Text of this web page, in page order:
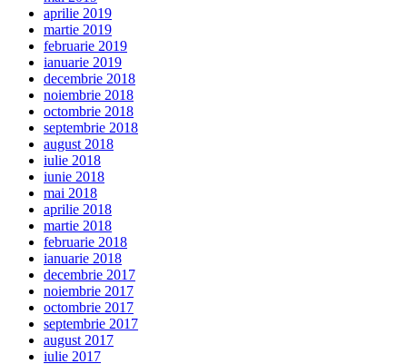
aprilie 2019
martie 2019
februarie 2019
ianuarie 2019
decembrie 2018
noiembrie 2018
octombrie 2018
septembrie 2018
august 2018
iulie 2018
iunie 2018
mai 2018
aprilie 2018
martie 2018
februarie 2018
ianuarie 2018
decembrie 2017
noiembrie 2017
octombrie 2017
septembrie 2017
august 2017
iulie 2017